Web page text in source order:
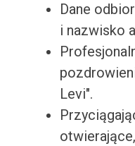
Dane
i nazwisko
Levi".